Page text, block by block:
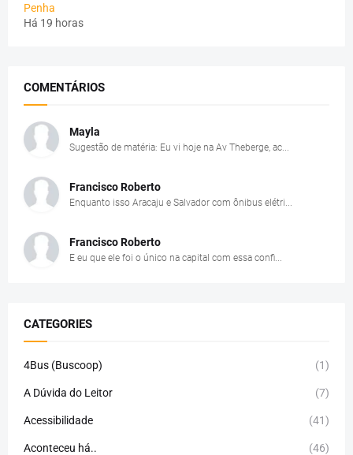
Penha
Há 19 horas
COMENTÁRIOS
Mayla
Sugestão de matéria: Eu vi hoje na Av Theberge, ac...
Francisco Roberto
Enquanto isso Aracaju e Salvador com ônibus elétri...
Francisco Roberto
E eu que ele foi o único na capital com essa confi...
CATEGORIES
4Bus (Buscoop) (1)
A Dúvida do Leitor (7)
Acessibilidade (41)
Aconteceu há.. (46)